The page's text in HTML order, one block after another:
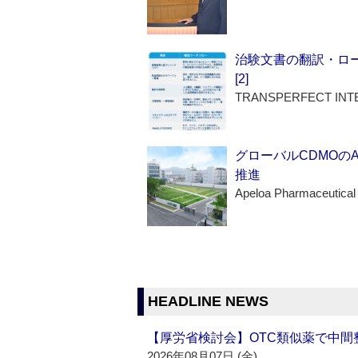
治験文書の翻訳・ロ
[2]
TRANSPERFECT
グローバルCDMOの
推進
Apeloa Pharmaceutical
HEADLINE NEWS
【厚労省検討会】OTC類似薬で中